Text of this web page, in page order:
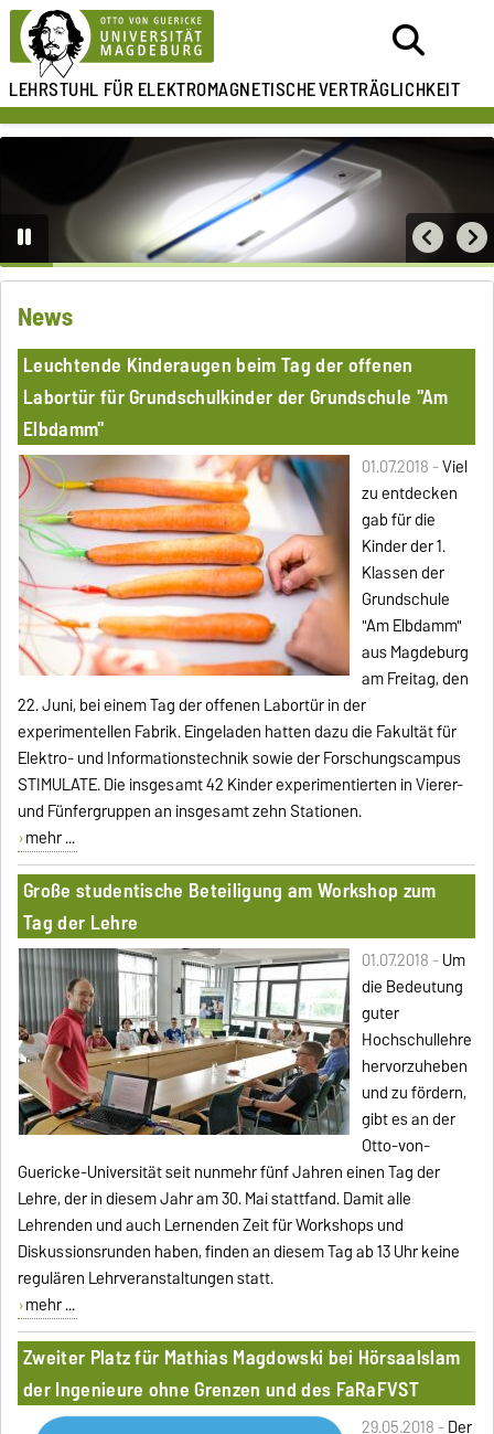
LEHRSTUHL FÜRELEKTROMAGNETISCHEVERTRÄGLICHKEIT
News
Leuchtende Kinderaugen beim Tag der offenen
Labortür für Grundschulkinder der Grundschule "Am
Elbdamm"
01.07.2018 -Viel
zu entdecken
gab für die
Kinder der 1.
Klassen der
Grundschule
"Am Elbdamm"
aus Magdeburg
am Freitag, den
22. Juni, bei einem Tag der offenen Labortür in der
experimentellen Fabrik. Eingeladen hatten dazu die Fakultät für
Elektro- und Informationstechnik sowie der Forschungscampus
STIMULATE. Die insgesamt 42 Kinder experimentierten in Vierer-
und Fünfergruppen an insgesamt zehn Stationen.
mehr ...
Große studentische Beteiligung am Workshop zum
Tag der Lehre
01.07.2018 -Um
die Bedeutung
guter
Hochschullehre
hervorzuheben
und zu fördern,
gibt es an der
Otto-von-
Guericke-Universität seit nunmehr fünf Jahren einen Tag der
Lehre, der in diesem Jahr am 30. Mai stattfand. Damit alle
Lehrenden und auch Lernenden Zeit für Workshops und
Diskussionsrunden haben, finden an diesem Tag ab 13 Uhr keine
regulären Lehrveranstaltungen statt.
mehr ...
Zweiter Platz für Mathias Magdowski bei Hörsaalslam
der Ingenieure ohne Grenzen und des FaRaFVST
29.05.2018 -Der